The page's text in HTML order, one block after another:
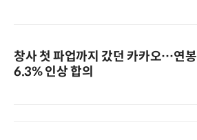
창사 첫 파업까지 갔던 카카오…연봉
6.3% 인상 합의